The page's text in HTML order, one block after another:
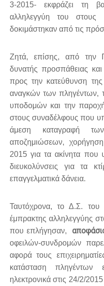
3-2015- εκφράζει τη
αλληλεγγύη του στους
δοκιμάστηκαν από τις
Ζητά, επίσης, από την
δυνατής προσπάθειας
προς την κατεύθυνση
αναγκών των πληγέντων,
υποδομών και την
στους συναδέλφους που
άμεση καταγραφή
αποζημιώσεων,
2015 για τα ακίνητα που
διευκολύνσεις για τα
επαγγελματικά δάνεια.
Ταυτόχρονα, το Δ.Σ. του
έμπρακτης αλληλεγγύης
που επλήγησαν,
οφειλών-συνδρομών
αφορά τους
κατάσταση πληγέντων
ηλεκτρονικά στις 24/2/